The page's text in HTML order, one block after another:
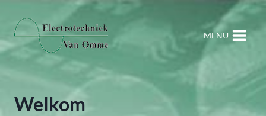
naar
inhoud
MENU
Welkom